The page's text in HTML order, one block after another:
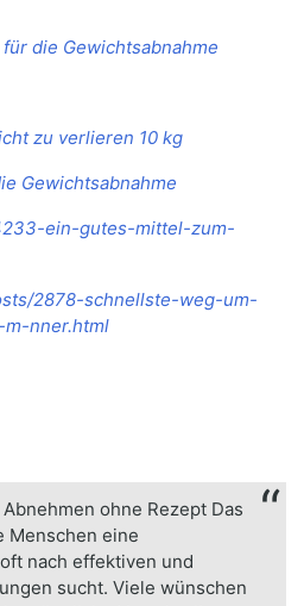
die Gewichtsabnahme
zu verlieren 10 kg
Gewichtsabnahme
ein-gutes-mittel-zum-
2878-schnellste-weg-um-
nner.html
ohne Rezept Das
Menschen eine
nach effektiven und
sucht. Viele wünschen